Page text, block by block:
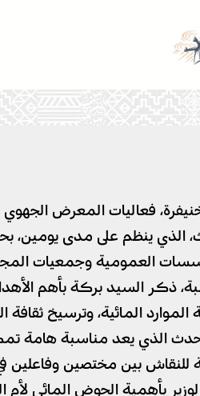
فعاليات المعرض الجهوي
الذي ينظم على مدى يومين،
العمومية وجمعيات
ذكر السيد بركة بأهم
المائية، وترسيخ
الذي يعد مناسبة هامة
للنقاش بين مختصين
بأهمية الحوض المائي